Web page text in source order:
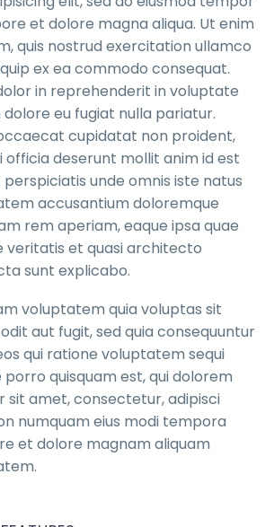
et dolore magna aliqua. Ut enim
quis nostrud exercitation ullamco
ex ea commodo consequat.
in reprehenderit in voluptate
eu fugiat nulla pariatur.
cupidatat non proident,
officia deserunt mollit anim id est
perspiciatis unde omnis iste natus
accusantium doloremque
rem aperiam, eaque ipsa quae
veritatis et quasi architecto
sunt explicabo.
voluptatem quia voluptas sit
aut fugit, sed quia consequuntur
qui ratione voluptatem sequi
porro quisquam est, qui dolorem
sit amet, consectetur, adipisci
numquam eius modi tempora
et dolore magnam aliquam